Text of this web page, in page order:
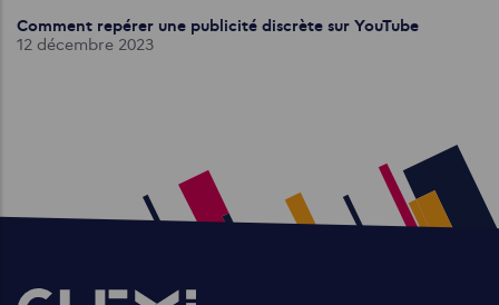
Comment repérer une publicité discrète sur YouTube
12 décembre 2023